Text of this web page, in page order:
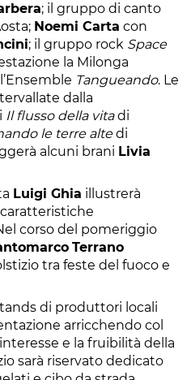
; il gruppo di canto
Noemi Carta con
; il gruppo rock Space
la Milonga
Tangueando. Le
dalla
Il flusso della vitadi
le terre altedi
alcuni brani Livia
Luigi Ghia illustrerà
corso del pomeriggio
Terrano
tra feste del fuoco e
di produttori locali
arricchendo col
e la fruibilità della
sarà riservato dedicato